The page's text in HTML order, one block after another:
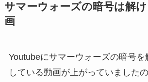
サマーウォーズの暗号は解
画
Youtubeにサマーウォーズの暗号
している動画が上がっていました